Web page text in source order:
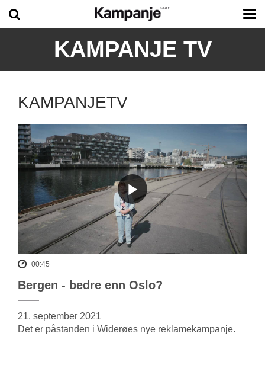
KAMPANJE TV
KAMPANJETV
00:45
Bergen - bedre enn Oslo?
21. september 2021
Det er påstanden i Widerøes nye reklamekampanje.